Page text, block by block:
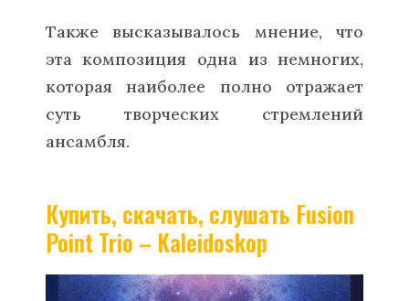
Также высказывалось мнение, что
эта композиция одна из немногих,
которая наиболее полно отражает
суть творческих стремлений
ансамбля.
Купить, скачать, слушать Fusion
Point Trio – Kaleidoskop